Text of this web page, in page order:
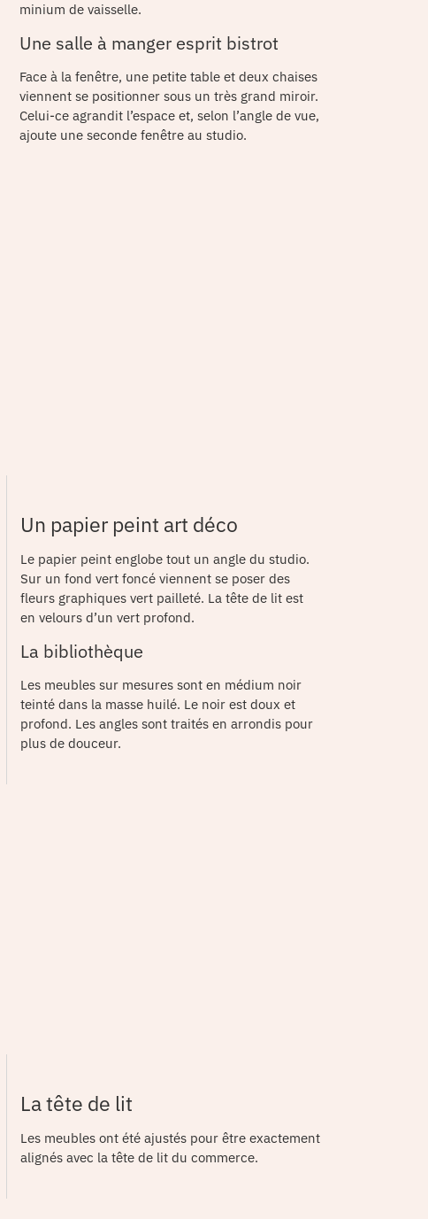
minium de vaisselle.
Une salle à manger esprit bistrot
Face à la fenêtre, une petite table et deux chaises
viennent se positionner sous un très grand miroir.
Celui-ce agrandit l’espace et, selon l’angle de vue,
ajoute une seconde fenêtre au studio.
Un papier peint art déco
Le papier peint englobe tout un angle du studio.
Sur un fond vert foncé viennent se poser des
fleurs graphiques vert pailleté. La tête de lit est
en velours d’un vert profond.
La bibliothèque
Les meubles sur mesures sont en médium noir
teinté dans la masse huilé. Le noir est doux et
profond. Les angles sont traités en arrondis pour
plus de douceur.
La tête de lit
Les meubles ont été ajustés pour être exactement
alignés avec la tête de lit du commerce.